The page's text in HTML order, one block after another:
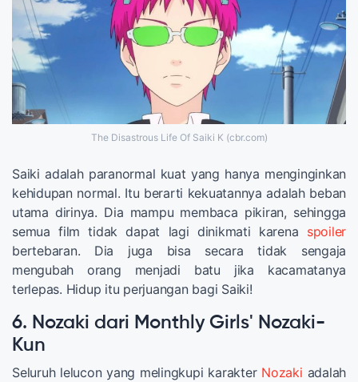
The Disastrous Life Of Saiki K (cbr.com)
Saiki adalah paranormal kuat yang hanya menginginkan
kehidupan normal. Itu berarti kekuatannya adalah beban
utama dirinya. Dia mampu membaca pikiran, sehingga
semua film tidak dapat lagi dinikmati karena spoiler
bertebaran. Dia juga bisa secara tidak sengaja
mengubah orang menjadi batu jika kacamatanya
terlepas. Hidup itu perjuangan bagi Saiki!
6. Nozaki dari Monthly Girls' Nozaki-
Kun
Seluruh lelucon yang melingkupi karakter Nozaki adalah